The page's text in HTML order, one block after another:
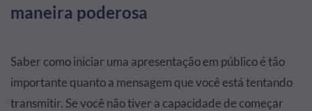
maneira poderosa
Saber como iniciar uma apresentação em público é tão
importante quanto a mensagem que você está tentando
transmitir. Se você não tiver a capacidade de começar